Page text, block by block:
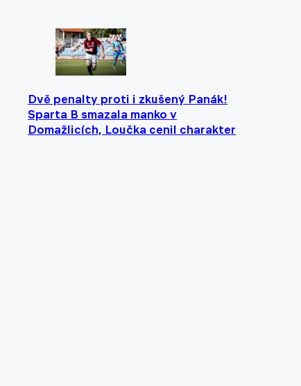
Dvě penalty proti i zkušený Panák!
Sparta B smazala manko v
Domažlicích, Loučka cenil charakter